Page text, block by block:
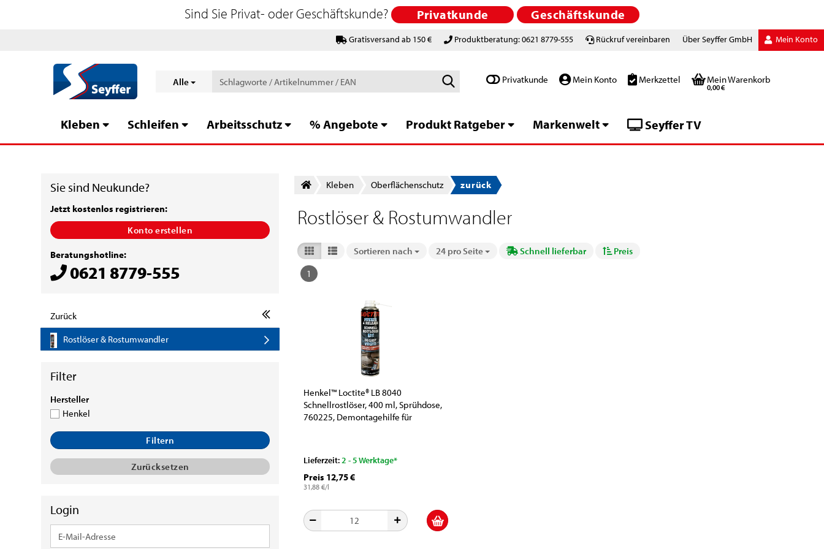
Gratisversand ab 150 € Produktberatung: 0621 8779-555 Rückruf vereinbaren Über Seyffer GmbH Mein Konto
Alle
Schlagworte
EAN
Privatkunde Mein Konto Merkzettel Mein Warenkorb
0,00 €
Sind Sie Privat- oder Geschäftskunde? Privatkunde Geschäftskunde
Kleben Schleifen Arbeitsschutz % Angebote Produkt Ratgeber Markenwelt Seyffer TV
Kleben Oberflächenschutz zurück
Rostlöser & Rostumwandler
Sortieren nach
Sortieren nach 24 pro Seite
pro Seite Schnell lieferbar
Preis
1
Henkel™ Loctite® LB 8040
Schnellrostlöser, 400 ml, Sprühdose,
760225, Demontagehilfe für
Lieferzeit:2 - 5 Werktage*
Preis 12,75 €
31,88 €/l
Sie sind Neukunde?
Jetzt kostenlos registrieren:
Konto erstellen
Beratungshotline:
0621 8779-555
Zurück
Rostlöser & Rostumwandler
HERSTELLER
Hersteller
Henkel
Filtern
Zurücksetzen
Login
E-